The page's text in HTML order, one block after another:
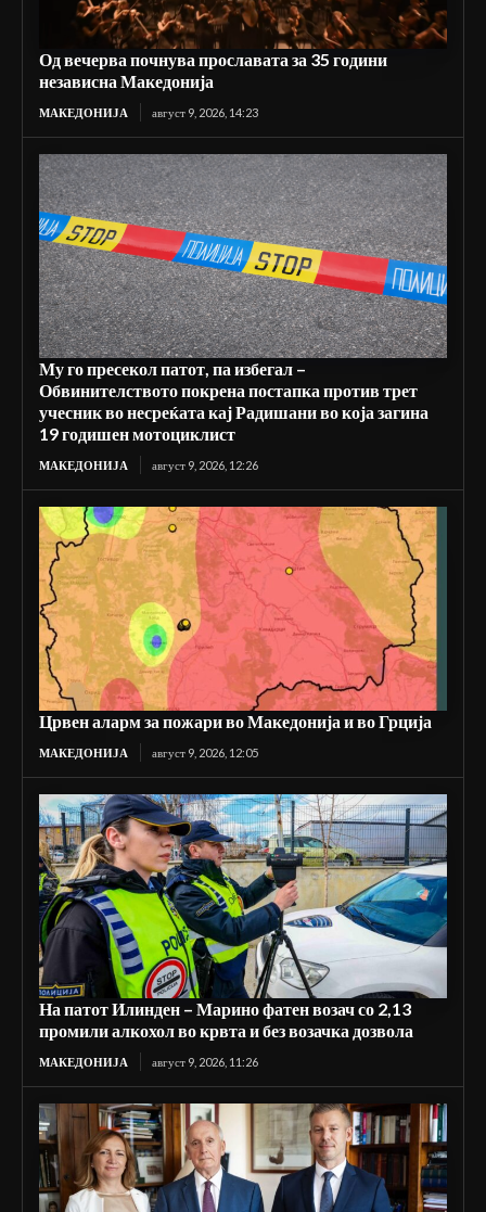
Од вечерва почнува прославата за 35 години
независна Македонија
МАКЕДОНИЈА август 9, 2026, 14:23
Му го пресекол патот, па избегал –
Обвинителството покрена постапка против трет
учесник во несреќата кај Радишани во која загина
19 годишен мотоциклист
МАКЕДОНИЈА август 9, 2026, 12:26
Црвен аларм за пожари во Македонија и во Грција
МАКЕДОНИЈА август 9, 2026, 12:05
На патот Илинден – Марино фатен возач со 2,13
промили алкохол во крвта и без возачка дозвола
МАКЕДОНИЈА август 9, 2026, 11:26